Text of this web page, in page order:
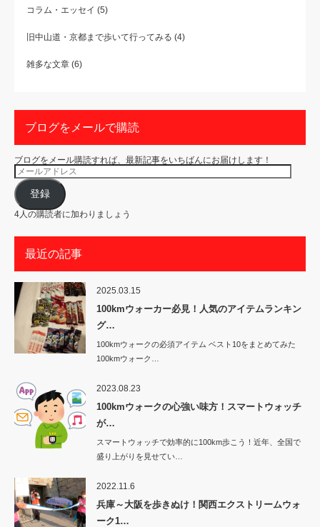
コラム・エッセイ (5)
旧中山道・京都まで歩いて行ってみる (4)
雑多な文章 (6)
ブログをメールで購読
ブログをメール購読すれば、最新記事をいちばんにお届けします！
メ
ー
ル
ア
ド
レ
ス
登録
4人の購読者に加わりましょう
最近の記事
2025.03.15
100kmウォーカー必見！人気のアイテムランキン
グ…
100kmウォークの必須アイテム ベスト10をまとめてみた
100kmウォーク…
2023.08.23
100kmウォークの心強い味方！スマートウォッチ
が…
スマートウォッチで効率的に100km歩こう！近年、全国で
盛り上がりを見せてい…
2022.11.6
兵庫～大阪を歩きぬけ！関西エクストリームウォ
ーク1…